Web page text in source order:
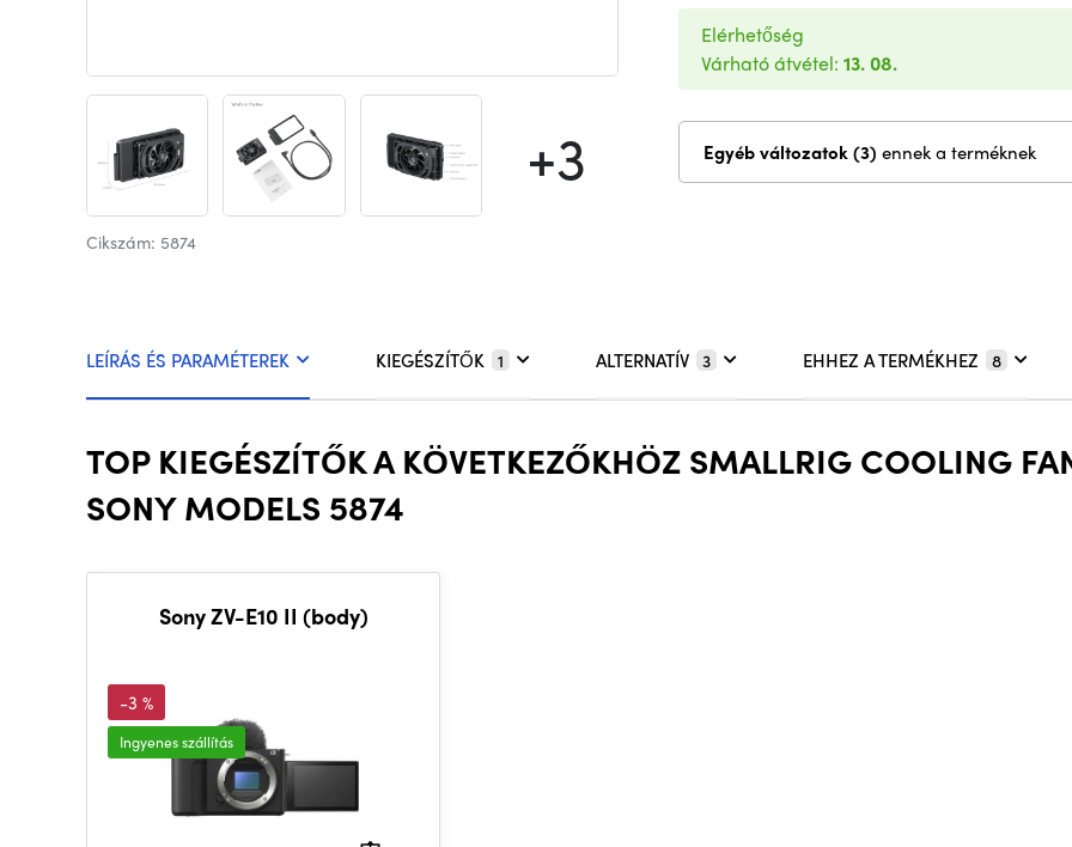
+3
Cikszám: 5874
Elérhetőség
Várható átvétel: 13. 08.
Egyéb változatok (3) ennek a terméknek
LEÍRÁS ÉS PARAMÉTEREK KIEGÉSZÍTŐK 1 ALTERNATÍV 3 EHHEZ A TERMÉKHEZ 8
TOP KIEGÉSZÍTŐK A KÖVETKEZŐKHÖZ SMALLRIG COOLING
SONY MODELS 5874
Sony ZV-E10 II (body)
-3 %
Ingyenes szállítás